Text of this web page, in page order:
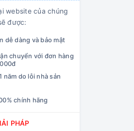
website của chúng
được:
dễ dàng và bảo mật
chuyển với đơn hàng
năm do lỗi nhà sản
chính hãng
PHÁP